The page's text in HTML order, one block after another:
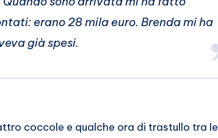
erano 28 mila euro. Brenda mi ha
già spesi.
coccole e qualche ora di trastullo tra le